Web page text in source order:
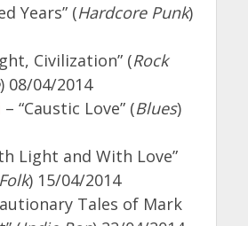
Years” (Hardcore Punk)
Civilization” (Rock
) 08/04/2014
– “Caustic Love” (Blues)
Light and With Love”
) 15/04/2014
Tales of Mark